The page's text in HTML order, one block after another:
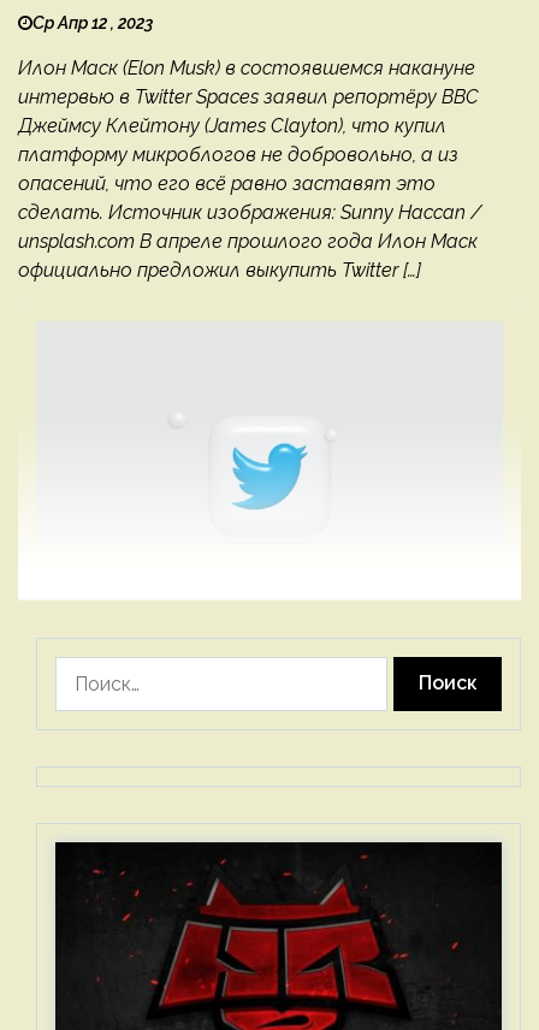
Ср Апр 12 , 2023
Илон Маск (Elon Musk) в состоявшемся накануне
интервью в Twitter Spaces заявил репортёру BBC
Джеймсу Клейтону (James Clayton), что купил
платформу микроблогов не добровольно, а из
опасений, что его всё равно заставят это
сделать. Источник изображения: Sunny Haccan /
unsplash.com В апреле прошлого года Илон Маск
официально предложил выкупить Twitter […]